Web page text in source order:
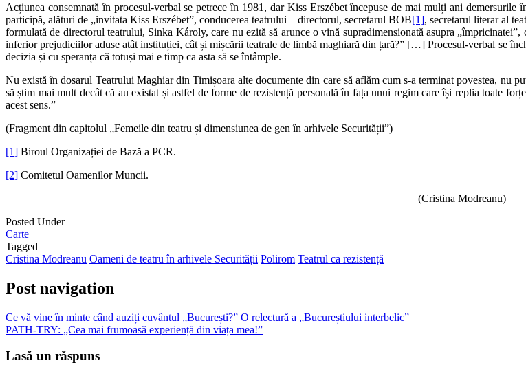
Acțiunea consemnată în procesul‑verbal se petrece în 1981, dar Kiss Erszébet începuse de mai mulți ani
participă, alături de „invitata Kiss Erszébet”, conducerea teatrului – directorul, secretarul BOB[1], secretarul literar al
formulată de directorul teatrului, Sinka Károly, care nu ezită să arunce o vină supradimensionată asupra
inferior prejudiciilor aduse atât instituției, cât și mișcării teatrale de limbă maghiară din țară?” […] Procesul‑verbal se
decizia și cu speranța că totuși mai e timp ca asta să se întâmple.
Nu există în dosarul Teatrului Maghiar din Timișoara alte documente din care să aflăm cum s‑a terminat povestea, nu
să știm mai mult decât că au existat și astfel de forme de rezistență personală în fața unui regim care își replia toate
acest sens.”
(Fragment din capitolul „Femeile din teatru și dimensiunea de gen în arhivele Securității”)
[1] Biroul Organizației de Bază a PCR.
[2] Comitetul Oamenilor Muncii.
(Cristina Modreanu)
Posted Under
Carte
Tagged
Cristina Modreanu Oameni de teatru în arhivele Securității Polirom Teatrul ca rezistență
Post navigation
Ce vă vine în minte când auziți cuvântul „București?” O relectură a „Bucureștiului interbelic”
PATH-TRY: „Cea mai frumoasă experiență din viața mea!”
Lasă un răspuns